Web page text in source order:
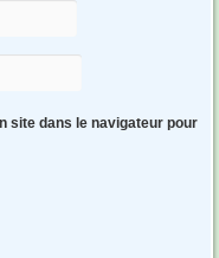
site dans le navigateur pour